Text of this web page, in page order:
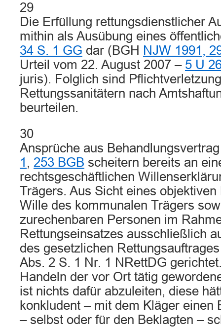
29
Die Erfüllung rettungsdienstlicher
mithin als Ausübung eines
34 S. 1 GG dar (BGH NJW 1991,
Urteil vom 22. August 2007 – 5 U
juris). Folglich sind
Rettungssanitätern nach
beurteilen.
30
Ansprüche aus
1 , 253 BGB scheitern bereits an
rechtsgeschäftlichen
Trägers. Aus Sicht eines
Wille des kommunalen Trägers
zurechenbaren Personen im
Rettungseinsatzes ausschließlich
des gesetzlichen
Abs. 2 S. 1 Nr. 1 NRettDG
Handeln der vor Ort tätig
ist nichts dafür abzuleiten, diese
konkludent – mit dem Kläger einen
– selbst oder für den Beklagten –